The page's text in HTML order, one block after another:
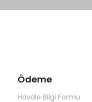
Ödeme
Havale Bilgi Formu